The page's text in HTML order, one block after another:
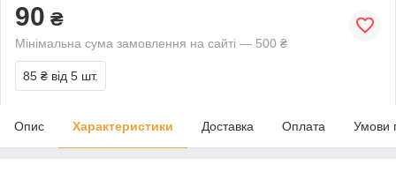
90 ₴
Мінімальна сума замовлення на сайті — 500 ₴
85 ₴ від 5 шт.
Опис Характеристики Доставка Оплата Умови